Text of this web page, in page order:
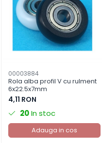
00003884
Rola alba profil V cu rulment
6x22.5x7mm
4,11 RON
20In stoc
Adauga in cos